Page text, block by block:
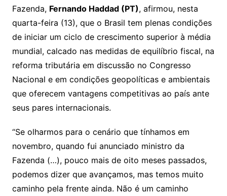
Fazenda, Fernando Haddad (PT), afirmou, nesta
quarta-feira (13), que o Brasil tem plenas condições
de iniciar um ciclo de crescimento superior à média
mundial, calcado nas medidas de equilíbrio fiscal, na
reforma tributária em discussão no Congresso
Nacional e em condições geopolíticas e ambientais
que oferecem vantagens competitivas ao país ante
seus pares internacionais.
“Se olharmos para o cenário que tínhamos em
novembro, quando fui anunciado ministro da
Fazenda (…), pouco mais de oito meses passados,
podemos dizer que avançamos, mas temos muito
caminho pela frente ainda. Não é um caminho